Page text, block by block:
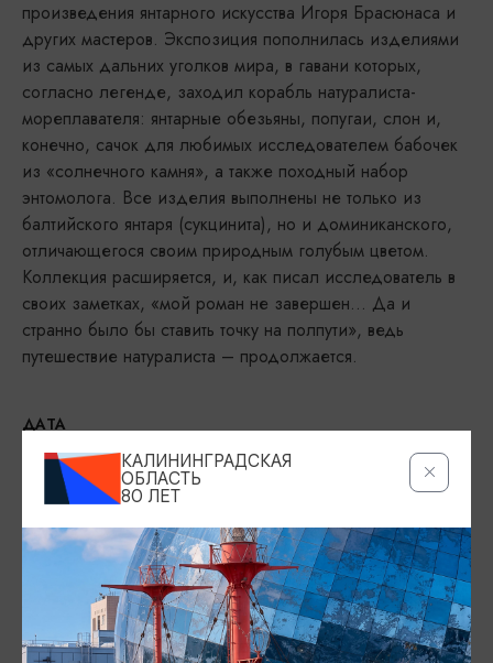
произведения янтарного искусства Игоря Брасюнаса и
других мастеров. Экспозиция пополнилась изделиями
из самых дальних уголков мира, в гавани которых,
согласно легенде, заходил корабль натуралиста-
мореплавателя: янтарные обезьяны, попугаи, слон и,
конечно, сачок для любимых исследователем бабочек
из «солнечного камня», а также походный набор
энтомолога. Все изделия выполнены не только из
балтийского янтаря (сукцинита), но и доминиканского,
отличающегося своим природным голубым цветом.
Коллекция расширяется, и, как писал исследователь в
своих заметках, «мой роман не завершен... Да и
странно было бы ставить точку на полпути», ведь
путешествие натуралиста – продолжается.
ДАТА
25.12.2025 - 31.12.2026
МЕСТО ПРОВЕДЕНИЯ
Морской выставочный центр г. Светлогорск, ул. Ленина, 11
(здание театра эстрады «Янтарь-холл»), Светлогорск
Показать на карте
ТЕЛЕФОН
КАЛИНИНГРАДСКАЯ
ОБЛАСТЬ
80 ЛЕТ